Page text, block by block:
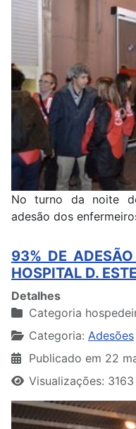
No turno da noite
adesão dos
93% DE
HOSPITAL D.
Detalhes
Categoria
Categoria: Adesões
Publicado em 22
Visualizações: 3163